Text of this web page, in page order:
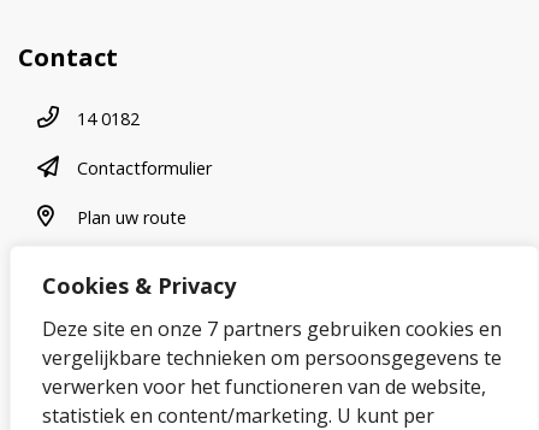
Cookies & Privacy
Deze site en onze 7 partners gebruiken cookies en
vergelijkbare technieken om persoonsgegevens te
verwerken voor het functioneren van de website,
statistiek en content/marketing. U kunt per
Contact
Telefoonnummer
14 0182
contactformulier
Contactformulier
plan uw route
Plan uw route
Over onze website
Sitemap
Privacybeleid en cookies